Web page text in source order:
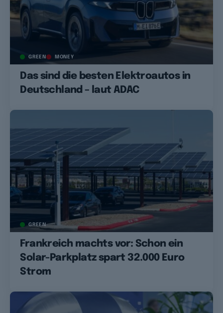
GREEN MONEY
Das sind die besten Elektroautos in
Deutschland – laut ADAC
GREEN
Frankreich machts vor: Schon ein
Solar-Parkplatz spart 32.000 Euro
Strom